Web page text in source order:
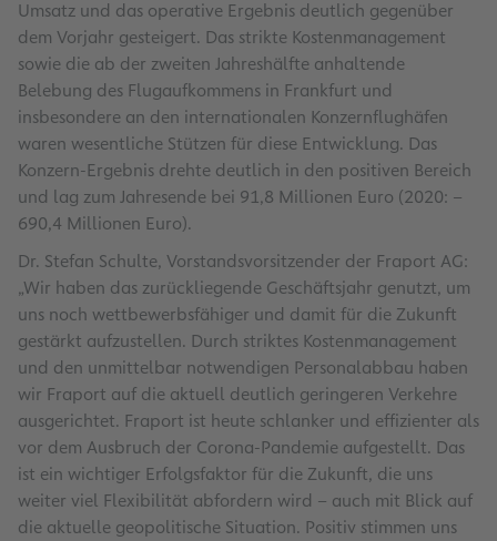
Umsatz und das operative Ergebnis deutlich gegenüber
dem Vorjahr gesteigert. Das strikte Kostenmanagement
sowie die ab der zweiten Jahreshälfte anhaltende
Belebung des Flugaufkommens in Frankfurt und
insbesondere an den internationalen Konzernflughäfen
waren wesentliche Stützen für diese Entwicklung. Das
Konzern-Ergebnis drehte deutlich in den positiven Bereich
und lag zum Jahresende bei 91,8 Millionen Euro (2020: –
690,4 Millionen Euro).
Dr. Stefan Schulte, Vorstandsvorsitzender der Fraport AG:
„Wir haben das zurückliegende Geschäftsjahr genutzt, um
uns noch wettbewerbsfähiger und damit für die Zukunft
gestärkt aufzustellen. Durch striktes Kostenmanagement
und den unmittelbar notwendigen Personalabbau haben
wir Fraport auf die aktuell deutlich geringeren Verkehre
ausgerichtet. Fraport ist heute schlanker und effizienter als
vor dem Ausbruch der Corona-Pandemie aufgestellt. Das
ist ein wichtiger Erfolgsfaktor für die Zukunft, die uns
weiter viel Flexibilität abfordern wird – auch mit Blick auf
die aktuelle geopolitische Situation. Positiv stimmen uns